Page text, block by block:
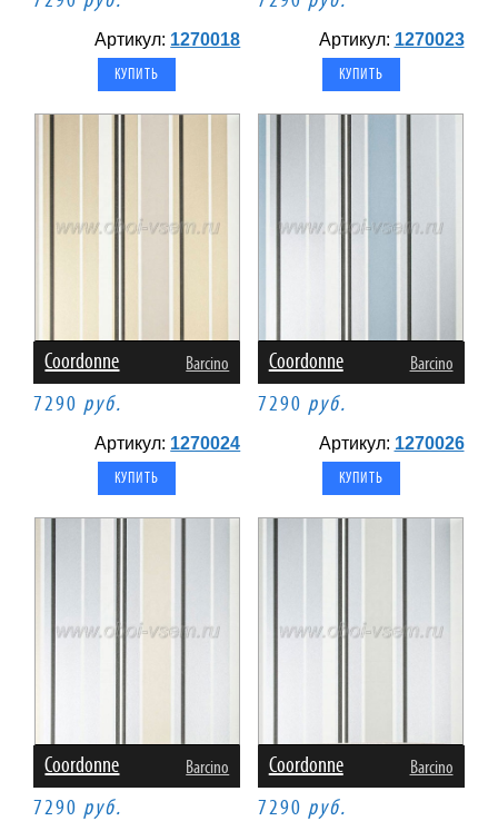
Артикул: 1270018 Артикул: 1270023
Coordonne Barcino
7290 руб.
Артикул: 1270024
Coordonne Barcino
7290 руб.
Артикул: 1270026
Coordonne Barcino
7290 руб.
Coordonne Barcino
7290 руб.